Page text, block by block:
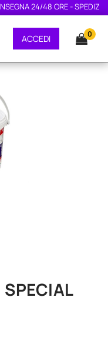
24/48 ORE -
ACCEDI 0